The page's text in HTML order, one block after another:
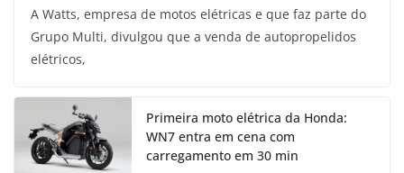
A Watts, empresa de motos elétricas e que faz parte do
Grupo Multi, divulgou que a venda de autopropelidos
elétricos,
Primeira moto elétrica da Honda:
WN7 entra em cena com
carregamento em 30 min